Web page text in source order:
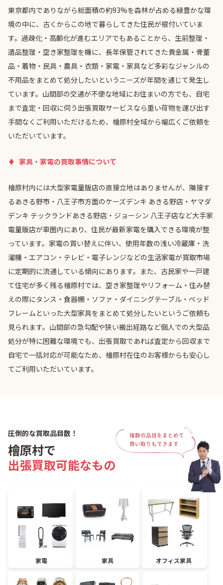
東京都内でありながら総面積の約93%を森林が占める緑豊かな環
境の中に、古くからこの地で暮らしてきた住民が根付いていま
す。過疎化・高齢化が進むエリアでもあることから、生前整理・
遺品整理・空き家整理を機に、長年保管されてきた貴金属・骨董
品・着物・民具・農具・衣類・家電・家具など多彩なジャンルの
不用品をまとめて処分したいというニーズが年間を通じて発生し
ています。山間部の交通が不便な地域にお住まいの方でも、自宅
まで査定・回収に伺う出張買取サービスなら重い荷物を運び出す
手間なくご利用いただけるため、檜原村全域から幅広くご依頼を
いただいています。
家具・家電の買取事情について
檜原村内には大型家電量販店の直接立地はありませんが、隣接す
るあきる野市・八王子市方面のケーズデンキ あきる野店・ヤマダ
デンキ テックランドあきる野店・ジョーシン 八王子店など大手家
電量販店が車圏内にあり、住民が最新家電を購入できる環境が整
っています。家電の買い替えに伴い、使用年数の浅い冷蔵庫・洗
濯機・エアコン・テレビ・電子レンジなどの生活家電が買取市場
に定期的に流通している傾向にあります。また、古民家や一戸建
て住宅が多く残る檜原村では、空き家整理やリフォーム・住み替
えの際にタンス・食器棚・ソファ・ダイニングテーブル・ベッド
フレームといった大型家具をまとめて処分したいというご依頼も
見られます。山間部の急勾配や狭い搬出経路など個人での大型品
処分が特に困難な環境でも、出張買取であれば査定から回収まで
自宅で一括対応が可能なため、檜原村在住のお客様からも安心し
てご利用いただいています。
圧倒的な買取品目数！
檜原村で
出張買取可能なもの
家電 家具 オフィス家具